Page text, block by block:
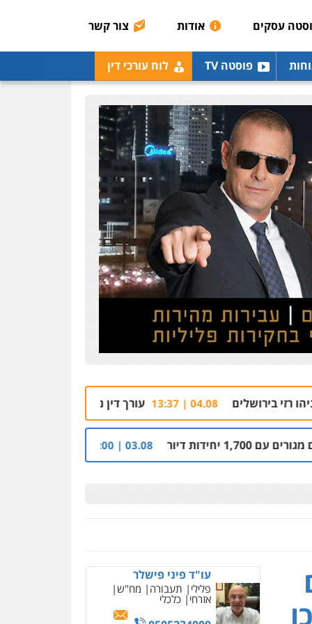
עסקים אודות צור קשר
פוסטה TV לוח עורכי דין
04.08 | 13:37 עורך דין נורה למוות בראשון לציון, הלקוח
03.08 | 14:00 קבלן מוכר שפשט רגל חשוד
עו"ד פיני פישלר
פלילי תעבורה מח"ש
אזרחי כלכלי
מקצועיים לעורכי דין
0504578527
רונן הלל – מוניטין